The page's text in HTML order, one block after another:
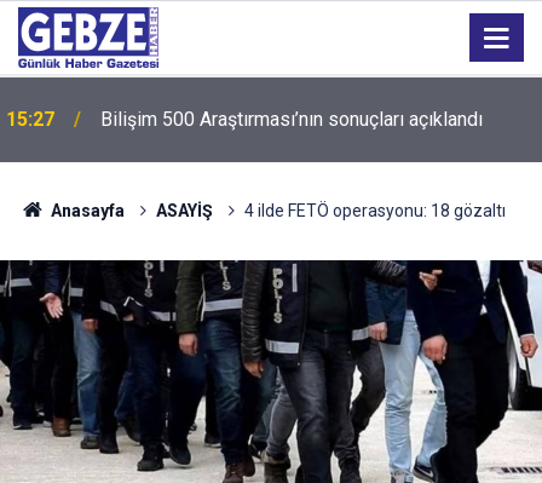
15:27 Bilişim 500 Araştırması’nın sonuçları açıklandı
Anasayfa ASAYİŞ 4 ilde FETÖ operasyonu: 18 gözaltı